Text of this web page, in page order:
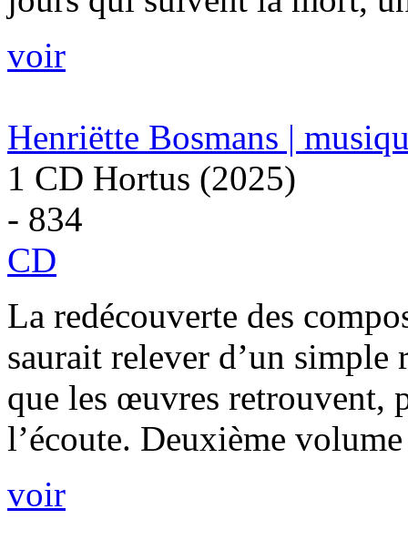
voir
Henriëtte Bosmans |
1 CD Hortus (2025)
- 834
CD
La redécouverte des
saurait relever d’un
que les œuvres retrouvent,
l’écoute. Deuxième
voir